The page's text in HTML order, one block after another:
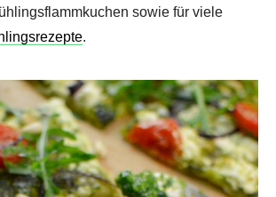
sowie für viele
.